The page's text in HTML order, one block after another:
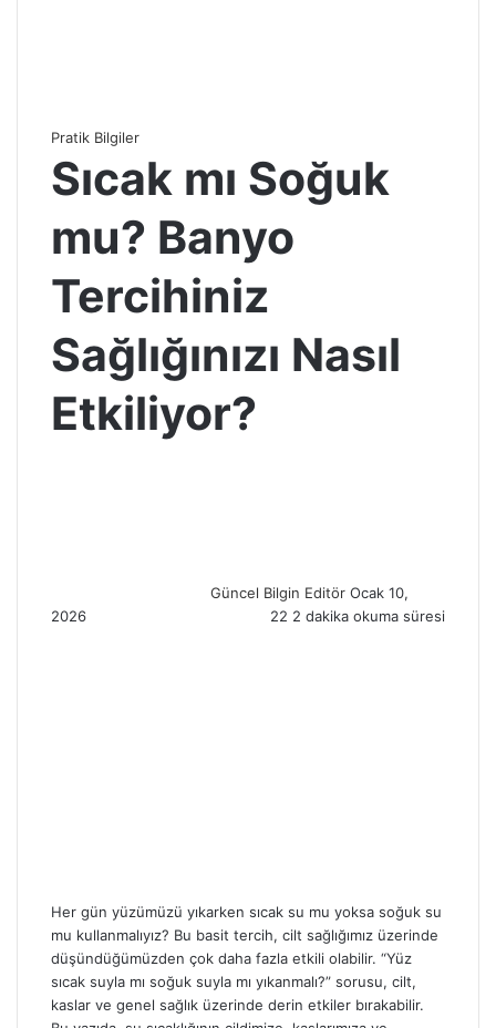
Pratik Bilgiler
Sıcak mı Soğuk
mu? Banyo
Tercihiniz
Sağlığınızı Nasıl
Etkiliyor?
Güncel Bilgin Editör e
m
Ocak 10,
2026
22 2 dakika okuma süresi
Her gün yüzümüzü yıkarken sıcak su mu yoksa soğuk su
mu kullanmalıyız? Bu basit tercih, cilt sağlığımız üzerinde
düşündüğümüzden çok daha fazla etkili olabilir. “Yüz
sıcak suyla mı soğuk suyla mı yıkanmalı?” sorusu, cilt,
kaslar ve genel sağlık üzerinde derin etkiler bırakabilir.